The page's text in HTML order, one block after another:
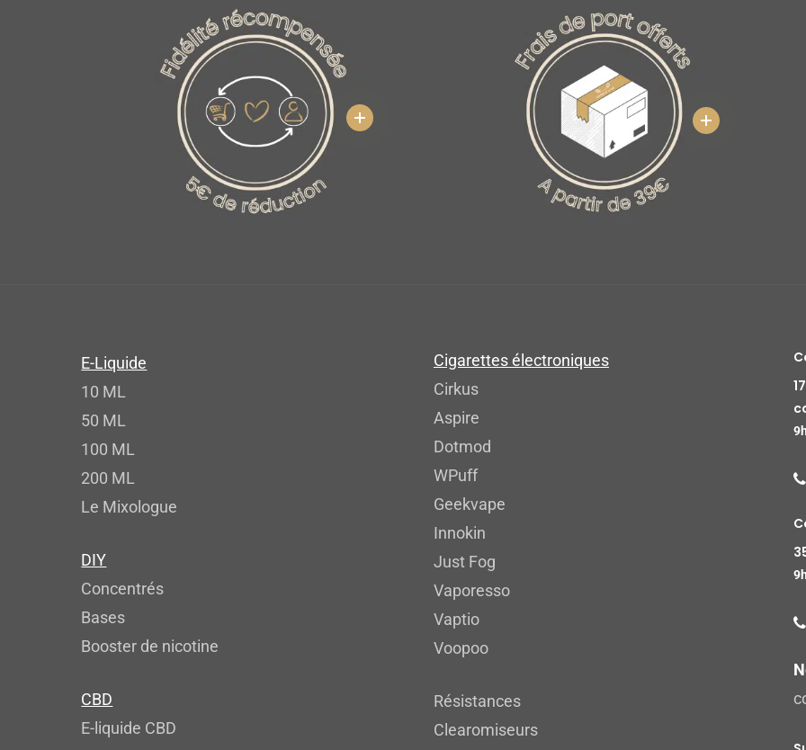
E-Liquide
10 ML
50 ML
100 ML
200 ML
Le Mixologue
DIY
Concentrés
Bases
Booster de nicotine
CBD
E-liquide CBD
Cigarettes électroniques
Cirkus
Aspire
Dotmod
WPuff
Geekvape
Innokin
Just Fog
Vaporesso
Vaptio
Voopoo
Résistances
Clearomiseurs